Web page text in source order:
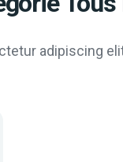
adipiscing